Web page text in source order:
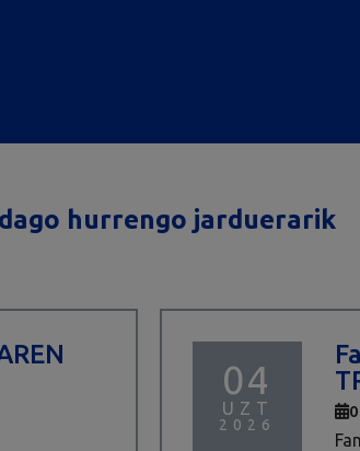
hurrengo jarduerarik
04
UZT
2026